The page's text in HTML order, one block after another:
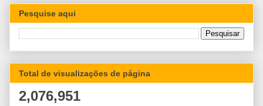
Pesquise aqui
Total de visualizações de página
2,076,951